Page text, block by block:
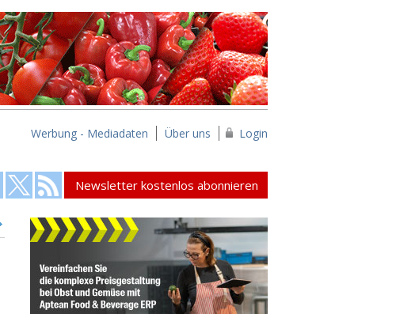
Werbung - Mediadaten Über uns Login
Newsletter kostenlos abonnieren